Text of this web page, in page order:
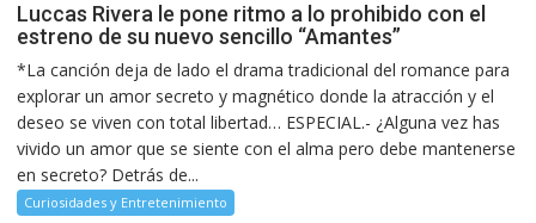
Luccas Rivera le pone ritmo a lo prohibido con el
estreno de su nuevo sencillo “Amantes”
*La canción deja de lado el drama tradicional del romance para
explorar un amor secreto y magnético donde la atracción y el
deseo se viven con total libertad… ESPECIAL.- ¿Alguna vez has
vivido un amor que se siente con el alma pero debe mantenerse
en secreto? Detrás de...
Curiosidades y Entretenimiento